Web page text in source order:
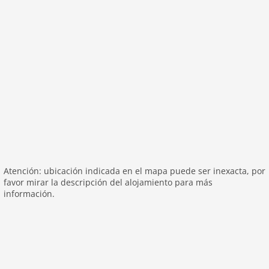
salón: TV
cocina abierta:
Atención: ubicación indicada en el mapa puede ser inexacta, por
favor mirar la descripción del alojamiento para más
información.